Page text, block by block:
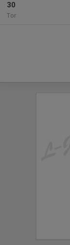
30
Tor